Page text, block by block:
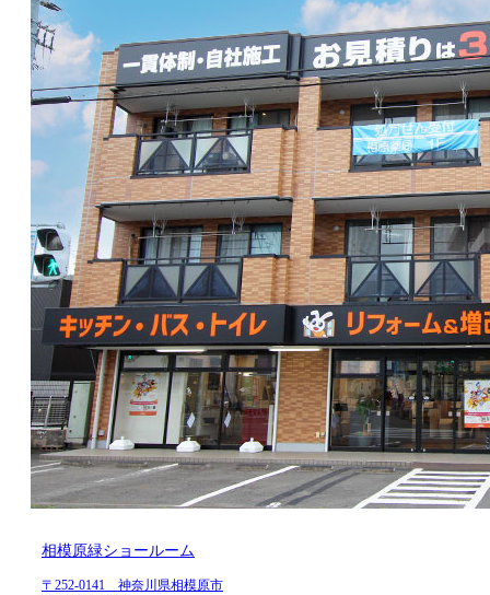
相模原緑ショールーム
〒252-0141 神奈川県相模原市